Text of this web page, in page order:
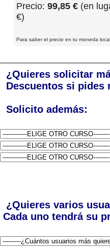
Precio: 99,85 € (en
€)
Para saber el precio en tu moneda
¿Quieres solicitar
Descuentos si pides
Solicito además:
¿Quieres varios
Cada uno tendrá su